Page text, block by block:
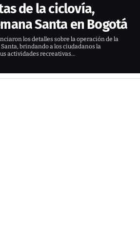
de la ciclovía,
Santa en Bogotá
los detalles sobre la operación de la
brindando a los ciudadanos la
actividades recreativas…